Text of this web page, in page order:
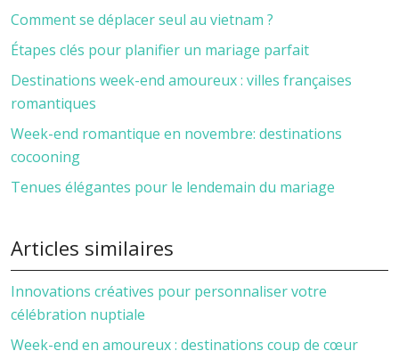
Comment se déplacer seul au vietnam ?
Étapes clés pour planifier un mariage parfait
Destinations week-end amoureux : villes françaises
romantiques
Week-end romantique en novembre: destinations
cocooning
Tenues élégantes pour le lendemain du mariage
Articles similaires
Innovations créatives pour personnaliser votre
célébration nuptiale
Week-end en amoureux : destinations coup de cœur